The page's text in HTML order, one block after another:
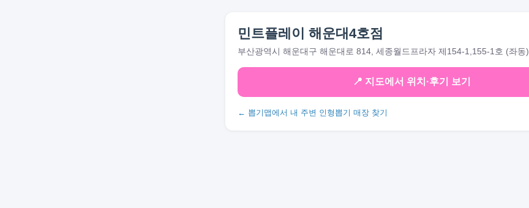
민트플레이 해운대4호점
부산광역시 해운대구 해운대로 814, 세종월드프라자 제154-1,155-1호 (좌동)
📍 지도에서 위치·후기 보기
← 뽑기맵에서 내 주변 인형뽑기 매장 찾기